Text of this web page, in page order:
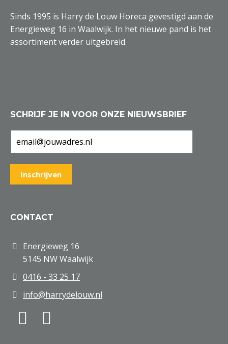
Sinds 1995 is Harry de Louw Horeca gevestigd aan de
Energieweg 16 in Waalwijk. In het nieuwe pand is het
assortiment verder uitgebreid.
SCHRIJF JE IN VOOR ONZE NIEUWSBRIEF
CONTACT
Energieweg 16
5145 NW Waalwijk
0416 - 33 25 17
info@harrydelouw.nl